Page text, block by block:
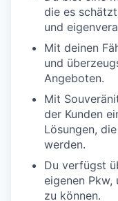
die es
und
Mit deinen
und
Angeboten.
Mit
der Kunden
Lösungen,
werden.
Du verfügst
eigenen Pkw,
zu können.